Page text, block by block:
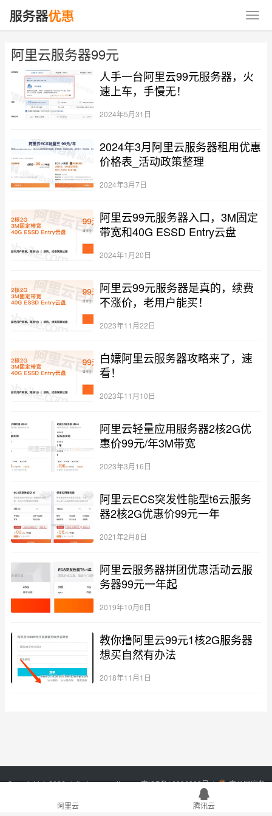
阿里云服务器99元
人手一台阿里云99元服务器，火
速上车，手慢无！
2024年5月31日
2024年3月阿里云服务器租用优惠
价格表_活动政策整理
2024年3月7日
阿里云99元服务器入口，3M固定
带宽和40G ESSD Entry云盘
2024年1月20日
阿里云99元服务器是真的，续费
不涨价，老用户能买！
2023年11月22日
白嫖阿里云服务器攻略来了，速
看！
2023年11月10日
阿里云轻量应用服务器2核2G优
惠价99元/年3M带宽
2023年3月16日
阿里云ECS突发性能型t6云服务
器2核2G优惠价99元一年
2021年2月8日
阿里云服务器拼团优惠活动云服
务器99元一年起
2019年10月6日
教你撸阿里云99元1核2G服务器
想买自然有办法
2018年11月1日
Copyright © 2026 xixibobo.comsitemap吉ICP备16006803号-1
吉公网安备
阿里云
腾讯云